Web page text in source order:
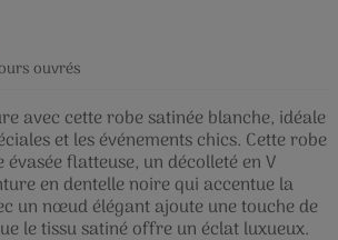
ouvrés
avec cette robe satinée blanche, idéale
et les événements chics. Cette robe
flatteuse, un décolleté en V
en dentelle noire qui accentue la
un nœud élégant ajoute une touche de
le tissu satiné offre un éclat luxueux.